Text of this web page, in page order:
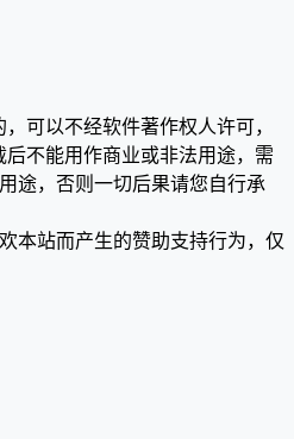
可以不经软件著作权人许可，
不能用作商业或非法用途，需
途，否则一切后果请您自行承
本站而产生的赞助支持行为，仅